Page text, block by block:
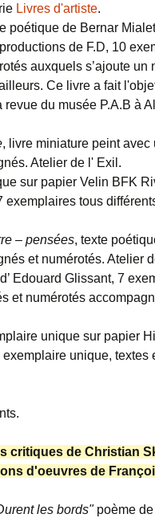
Livres d'artiste.
poétique de Bernar
de F.D, 10
auxquels s’ajoute un
Ce livre a fait
du musée P.A.B à
, livre miniature peint avec
Atelier de l' Exil.
sur papier Velin BFK
exemplaires tous
– pensées, texte
et numérotés. Atelier
Edouard Glissant, 7
et numérotés
unique sur papier
exemplaire unique, textes
critiques de Christian
d'oeuvres de
les bords"poème de